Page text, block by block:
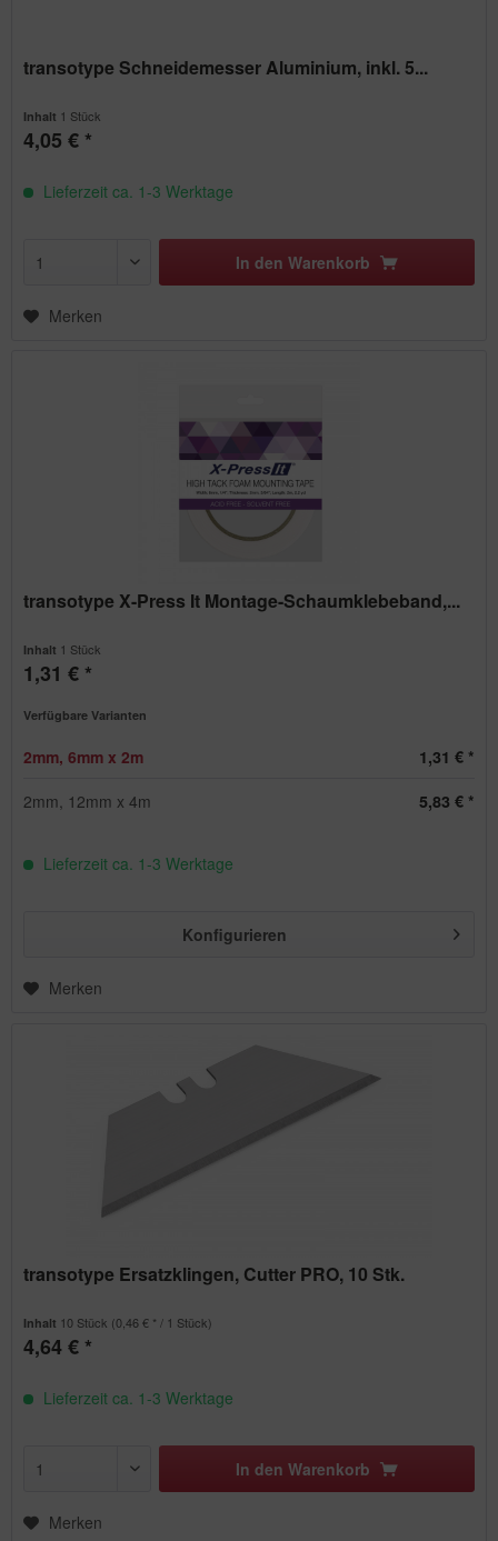
transotype Schneidemesser Aluminium, inkl. 5...
Inhalt 1 Stück
4,05 € *
Lieferzeit ca. 1-3 Werktage
In den Warenkorb
Merken
transotype X-Press It Montage-Schaumklebeband,...
Inhalt 1 Stück
1,31 € *
Verfügbare Varianten
2mm, 6mm x 2m 1,31 € *
2mm, 12mm x 4m 5,83 € *
Lieferzeit ca. 1-3 Werktage
Konfigurieren
Merken
transotype Ersatzklingen, Cutter PRO, 10 Stk.
Inhalt 10 Stück (0,46 € * / 1 Stück)
4,64 € *
Lieferzeit ca. 1-3 Werktage
In den Warenkorb
Merken